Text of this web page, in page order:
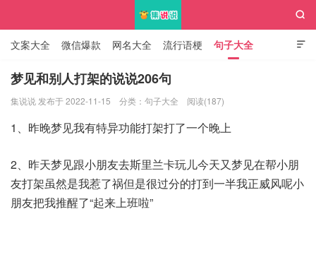

文案大全 微信爆款 网名大全 流行语梗 句子大全
知识大全

梦见和别人打架的说说206句
集说说 发布于 2022-11-15 分类： 句子大全 阅读(187)
1、昨晚梦见我有特异功能打架打了一个晚上
2、昨天梦见跟小朋友去斯里兰卡玩儿今天又梦见在帮小朋
友打架虽然是我惹了祸但是很过分的打到一半我正威风呢小
朋友把我推醒了“起来上班啦”​